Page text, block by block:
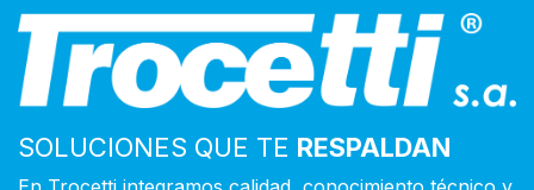
SOLUCIONES QUE TE RESPALDAN